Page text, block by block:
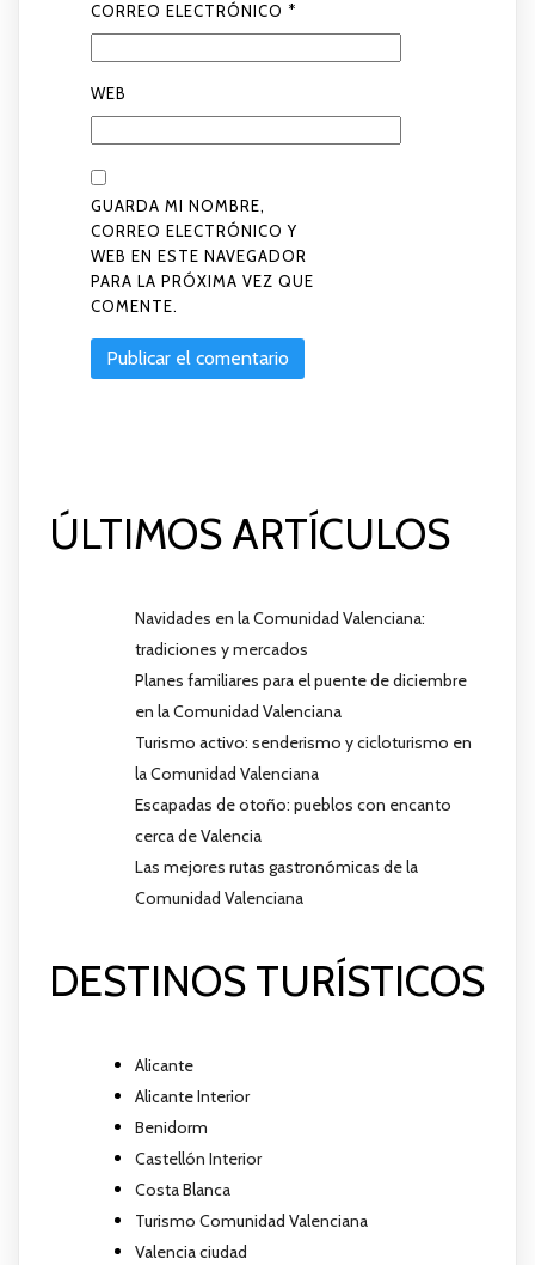
CORREO ELECTRÓNICO *
WEB
GUARDA MI NOMBRE,
CORREO ELECTRÓNICO Y
WEB EN ESTE NAVEGADOR
PARA LA PRÓXIMA VEZ QUE
COMENTE.
ÚLTIMOS ARTÍCULOS
Navidades en la Comunidad Valenciana:
tradiciones y mercados
Planes familiares para el puente de diciembre
en la Comunidad Valenciana
Turismo activo: senderismo y cicloturismo en
la Comunidad Valenciana
Escapadas de otoño: pueblos con encanto
cerca de Valencia
Las mejores rutas gastronómicas de la
Comunidad Valenciana
DESTINOS TURÍSTICOS
Alicante
Alicante Interior
Benidorm
Castellón Interior
Costa Blanca
Turismo Comunidad Valenciana
Valencia ciudad